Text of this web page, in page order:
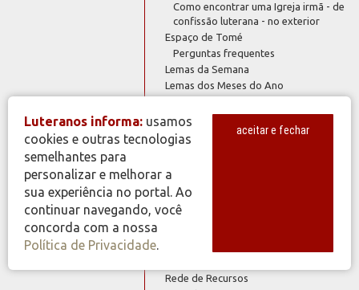
Mais
Como encontrar uma Igreja irmã - de
confissão luterana - no exterior
Espaço de Tomé
Perguntas frequentes
Lemas da Semana
Lemas dos Meses do Ano
símbolo formato CDR
símbolo formato JPG
Mural
Política de Privacidade
Publicações
Rede de Recursos
Luteranos informa: usamos
cookies e outras tecnologias
semelhantes para
personalizar e melhorar a
sua experiência no portal. Ao
continuar navegando, você
concorda com a nossa
Política de Privacidade.
aceitar e fechar